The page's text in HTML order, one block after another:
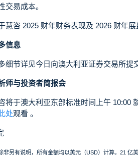
交易成本。
慧咨 2025 财年财务表现及 2026 财年
信息
细节详见今日向澳大利亚证券交易所提
师与投资者简报会
将于澳大利亚东部标准时间上午 10:00
处观看 。
非另有说明，所有金额均以美元（USD）计算。21 亿